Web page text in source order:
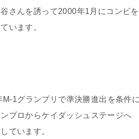
さんを誘って2000年1月にコンビを
います。
M-1グランプリで準決勝進出を条件
プロからケイダッシュステージへ
ています。